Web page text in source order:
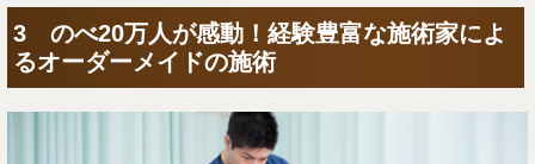
3 のべ20万人が感動！経験豊富な施術家によ
るオーダーメイドの施術